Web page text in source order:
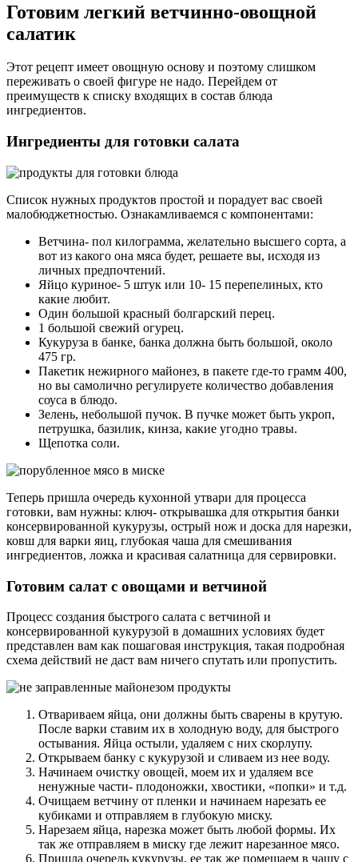
Готовим легкий ветчинно-овощной
салатик
Этот рецепт имеет овощную основу и поэтому слишком
переживать о своей фигуре не надо. Перейдем от
преимуществ к списку входящих в состав блюда
ингредиентов.
Ингредиенты для готовки салата
Список нужных продуктов простой и порадует вас своей
малобюджетностью. Ознакамливаемся с компонентами:
Ветчина- пол килограмма, желательно высшего сорта, а
вот из какого она мяса будет, решаете вы, исходя из
личных предпочтений.
Яйцо куриное- 5 штук или 10- 15 перепелиных, кто
какие любит.
Один большой красный болгарский перец.
1 большой свежий огурец.
Кукуруза в банке, банка должна быть большой, около
475 гр.
Пакетик нежирного майонез, в пакете где-то грамм 400,
но вы самолично регулируете количество добавления
соуса в блюдо.
Зелень, небольшой пучок. В пучке может быть укроп,
петрушка, базилик, кинза, какие угодно травы.
Щепотка соли.
Теперь пришла очередь кухонной утвари для процесса
готовки, вам нужны: ключ- открывашка для открытия банки
консервированной кукурузы, острый нож и доска для нарезки,
ковш для варки яиц, глубокая чаша для смешивания
ингредиентов, ложка и красивая салатница для сервировки.
Готовим салат с овощами и ветчиной
Процесс создания быстрого салата с ветчиной и
консервированной кукурузой в домашних условиях будет
представлен вам как пошаговая инструкция, такая подробная
схема действий не даст вам ничего спутать или пропустить.
Отвариваем яйца, они должны быть сварены в крутую.
После варки ставим их в холодную воду, для быстрого
остывания. Яйца остыли, удаляем с них скорлупу.
Открываем банку с кукурузой и сливаем из нее воду.
Начинаем очистку овощей, моем их и удаляем все
ненужные части- плодоножки, хвостики, «попки» и т.д.
Очищаем ветчину от пленки и начинаем нарезать ее
кубиками и отправляем в глубокую миску.
Нарезаем яйца, нарезка может быть любой формы. Их
так же отправляем в миску где лежит нарезанное мясо.
Пришла очередь кукурузы, ее так же помещаем в чашу с